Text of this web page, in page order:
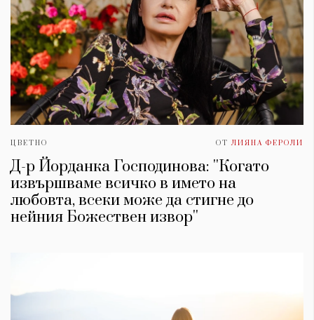
ЦВЕТНО ОТ ЛИЯНА ФЕРОЛИ
Д-р Йорданка Господинова: ''Когато
извършваме всичко в името на
любовта, всеки може да стигне до
нейния Божествен извор''